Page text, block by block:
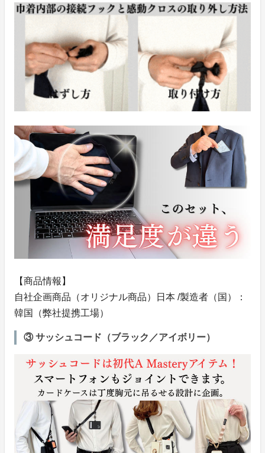
【商品情報】
自社企画商品（オリジナル商品）日本 /製造者（国）：
韓国（弊社提携工場）
③ サッシュコード（ブラック／アイボリー）